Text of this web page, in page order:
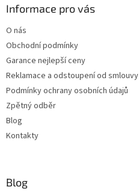
Informace pro vás
O nás
Obchodní podmínky
Garance nejlepší ceny
Reklamace a odstoupení od smlouvy
Podmínky ochrany osobních údajů
Zpětný odběr
Blog
Kontakty
Blog